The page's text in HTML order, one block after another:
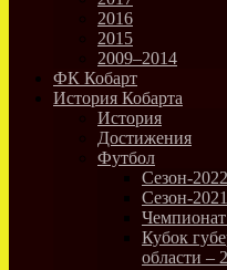
2016
2015
2009–2014
ФК Кобарт
История Кобарта
История
Достижения
Футбол
Сезон-2022
Сезон-2021
Чемпионат
Кубок
области –